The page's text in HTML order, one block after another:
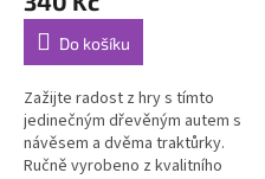
Do košíku
Zažijte radost z hry s tímto
jedinečným dřevěným autem s
návěsem a dvěma traktůrky.
Ručně vyrobeno z kvalitního